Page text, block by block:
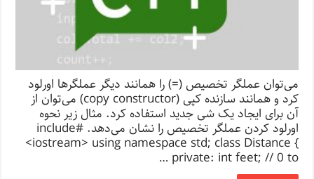
می‌توان عملگر تخصیص (=) را همانند دیگر عملگرها اورلود
کرد و همانند سازنده کپی (copy constructor) می‌توان از
آن برای ایجاد یک شی جدید استفاده کرد. مثال زیر نحوه
اورلود کردن عملگر تخصیص را نشان می‌دهد. #include
<iostream> using namespace std; class Distance {
private: int feet; // 0 to …